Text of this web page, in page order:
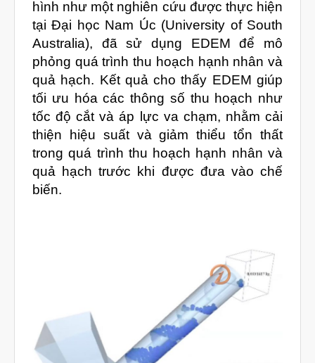
Tháng Tám 2026
Tháng Bảy 2026
Tháng Năm 2026
Tháng Tư 2026
Tháng Ba 2026
Tháng Mười Một 2025
Tháng Mười 2025
Tháng Chín 2025
Tháng Tám 2025
Tháng Bảy 2025
hình như một nghiên cứu được thực hiện
tại Đại học Nam Úc (University of South
Australia), đã sử dụng EDEM để mô
phỏng quá trình thu hoạch hạnh nhân và
quả hạch. Kết quả cho thấy EDEM giúp
tối ưu hóa các thông số thu hoạch như
tốc độ cắt và áp lực va chạm, nhằm cải
thiện hiệu suất và giảm thiểu tổn thất
trong quá trình thu hoạch hạnh nhân và
quả hạch trước khi được đưa vào chế
biến.